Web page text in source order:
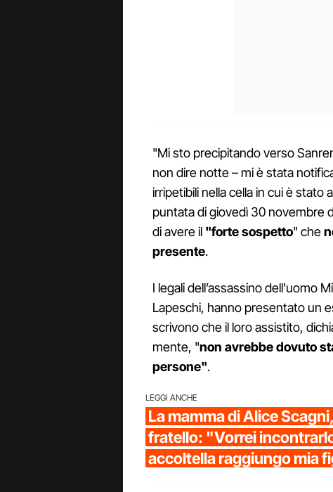
"Mi sto precipitando verso
non dire notte – mi è stata
irripetibili nella cella in cui è stato
puntata di giovedì 30 novembre
di avere il "forte sospetto" che
presente.
I legali dell’assassino dell'uomo
Lapeschi, hanno presentato un
scrivono che il loro assistito,
mente, "non avrebbe dovuto
persone".
LEGGI ANCHE
La mamma di Alice
fratello: "Vorrei
accoltella raggiungo mia